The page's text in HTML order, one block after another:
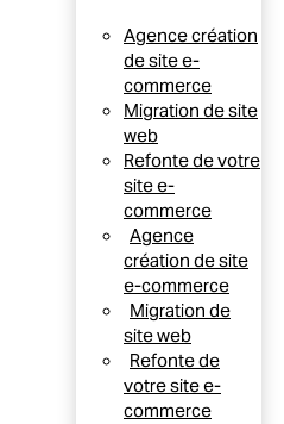
Agence création
de site e-
commerce
Migration de site
web
Refonte de votre
site e-
commerce
Agence
création de site
e-commerce
Migration de
site web
Refonte de
votre site e-
commerce